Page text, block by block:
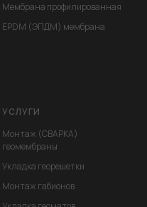
Мембрана профилированная
EPDM (ЭПДМ) мембрана
УСЛУГИ
Монтаж (СВАРКА)
геомембраны
Укладка георешетки
Монтаж габионов